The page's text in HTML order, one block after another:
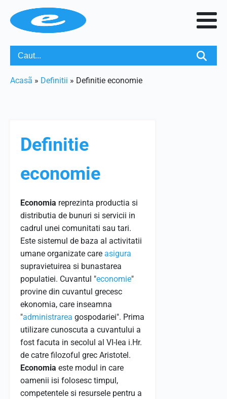
Acasã » Definitii » Definitie economie
Definitie
economie
Economia reprezinta productia si
distributia de bunuri si servicii in
cadrul unei comunitati sau tari.
Este sistemul de baza al activitatii
umane organizate care asigura
supravietuirea si bunastarea
populatiei. Cuvantul "economie"
provine din cuvantul grecesc
ekonomia, care inseamna
"administrarea gospodariei". Prima
utilizare cunoscuta a cuvantului a
fost facuta in secolul al VI-lea i.Hr.
de catre filozoful grec Aristotel.
Economia este modul in care
oamenii isi folosesc timpul,
competentele si resursele pentru a